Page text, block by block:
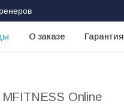
О заказе Гарантия